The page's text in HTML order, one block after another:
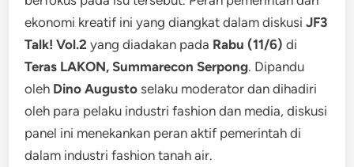
ekonomi kreatif ini yang diangkat dalam diskusiJF3
Talk! Vol.2 yang diadakan pada Rabu (11/6) di
Teras LAKON, Summarecon Serpong. Dipandu
oleh Dino Augusto selaku moderator dan dihadiri
oleh para pelaku industri fashion dan media, diskusi
panel ini menekankan peran aktif pemerintah di
dalam industri fashion tanah air.